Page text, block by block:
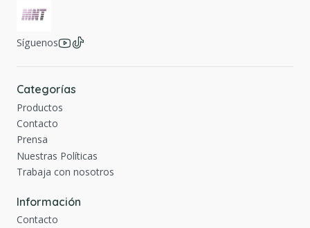
Síguenos
Categorías
Productos
Contacto
Prensa
Nuestras Políticas
Trabaja con nosotros
Información
Contacto